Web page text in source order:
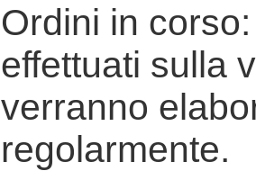
Ordini in
effettuati sulla
verranno
regolarmente.